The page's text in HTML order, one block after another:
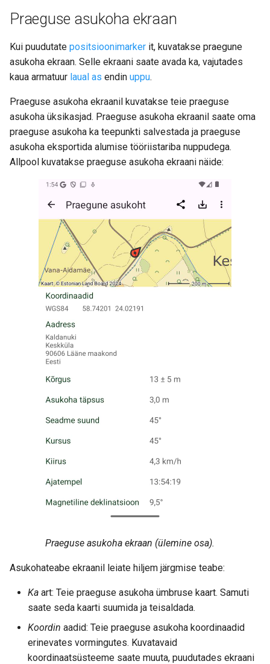
Praeguse asukoha ekraan
Kui puudutate positsioonimarker it, kuvatakse praegune
asukoha ekraan. Selle ekraani saate avada ka, vajutades
kaua armatuur laual as endin uppu.
Praeguse asukoha ekraanil kuvatakse teie praeguse
asukoha üksikasjad. Praeguse asukoha ekraanil saate oma
praeguse asukoha ka teepunkti salvestada ja praeguse
asukoha eksportida alumise tööriistariba nuppudega.
Allpool kuvatakse praeguse asukoha ekraani näide:
Praeguse asukoha ekraan (ülemine osa).
Asukohateabe ekraanil leiate hiljem järgmise teabe:
Ka art: Teie praeguse asukoha ümbruse kaart. Samuti
saate seda kaarti suumida ja teisaldada.
Koordin aadid: Teie praeguse asukoha koordinaadid
erinevates vormingutes. Kuvatavaid
koordinaatsüsteeme saate muuta, puudutades ekraani